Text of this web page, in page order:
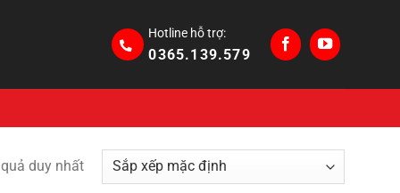
Hotline hỗ trợ:
0365.139.579
duy nhất